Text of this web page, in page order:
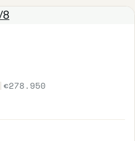
|€278.950